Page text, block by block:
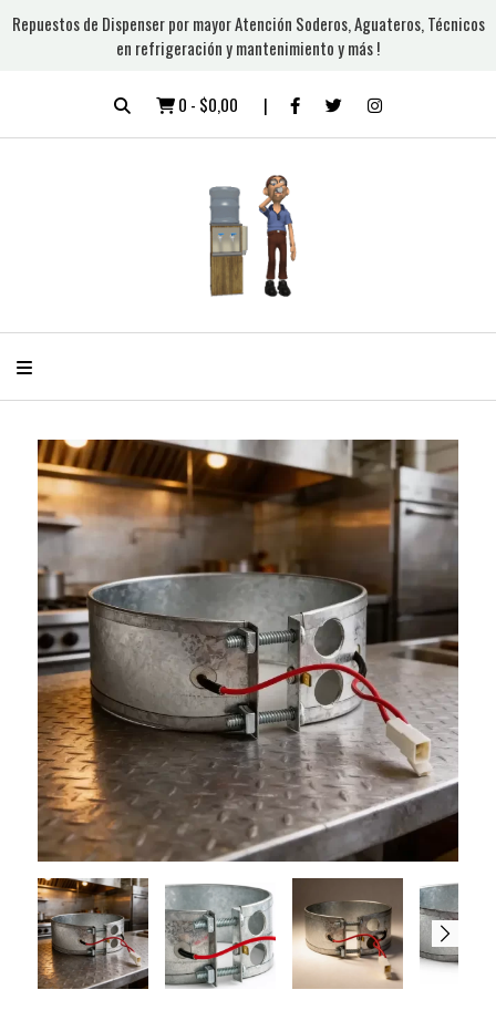
Repuestos de Dispenser por mayor Atención Soderos, Aguateros, Técnicos
en refrigeración y mantenimiento y más !
0 - $0,00